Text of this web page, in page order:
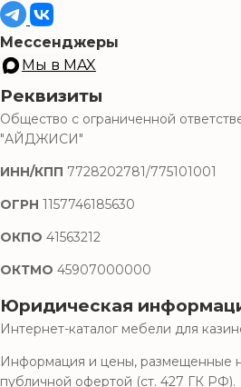
Мессенджеры
Мы в MAX
Реквизиты
Общество с ограниченной
"АЙДЖИСИ"
ИНН/КПП 7728202781/775101001
ОГРН 1157746185630
ОКПО 41563212
ОКТМО 45907000000
Юридическая
Интернет-каталог мебели для
Информация и цены, размещенные
публичной офертой (ст. 427 ГК РФ).